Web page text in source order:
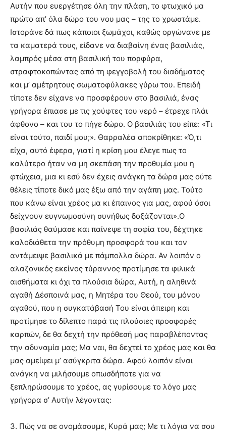
Αυτήν που ευεργέτησε όλη την πλάση, το φτωχικό μα
πρώτο απ’ όλα δώρο του νου μας – της το χρωστάμε.
Ιστοράνε δά πως κάποιοι ξωμάχοι, καθώς οργώνανε με
τα καματερά τους, είδανε να διαβαίνη ένας βασιλιάς,
λαμπρός μέσα στη βασιλική του πορφύρα,
στραφτοκοπώντας από τη φεγγοβολή του διαδήματος
και μ’ αμέτρητους σωματοφύλακες γύρω του. Επειδή
τίποτε δεν είχανε να προσφέρουν στο βασιλιά, ένας
γρήγορα έπιασε με τις χούφτες του νερό – έτρεχε πλάι
άφθονο – και του το πήγε δώρο. O βασιλιάς του είπε: «Τι
είναι τούτο, παιδί μου;». Θαρραλέα αποκρίθηκε: «Ό,τι
είχα, αυτό έφερα, γιατί η κρίση μου έλεγε πως το
καλύτερο ήταν να μη σκεπάση την προθυμία μου η
φτώχεια, μια κι εσύ δεν έχεις ανάγκη τα δώρα μας ούτε
θέλεις τίποτε δικό μας έξω από την αγάπη μας. Τούτο
που κάνω είναι χρέος μα κι έπαινος για μας, αφού όσοι
δείχνουν ευγνωμοσύνη συνήθως δοξάζονται».Ο
βασιλιάς θαύμασε και παίνεψε τη σοφία του, δέχτηκε
καλοδιάθετα την πρόθυμη προσφορά του και τον
αντάμειψε βασιλικά με πάμπολλα δώρα. Αν λοιπόν ο
αλαζονικός εκείνος τύραννος προτίμησε τα φιλικά
αισθήματα κι όχι τα πλούσια δώρα, Αυτή, η αληθινά
αγαθή Δέσποινά μας, η Μητέρα του Θεού, του μόνου
αγαθού, που η συγκατάβασή Του είναι άπειρη και
προτίμησε το δίλεπτο παρά τις πλούσιες προσφορές
καρπών, δε θα δεχτή την πρόθεσή μας παραβλέποντας
την αδυναμία μας; Μα ναι, θα δεχτεί το χρέος μας και θα
μας αμείψει μ’ ασύγκριτα δώρα. Αφού λοιπόν είναι
ανάγκη να μιλήσουμε οπωσδήποτε για να
ξεπληρώσουμε το χρέος, ας γυρίσουμε το λόγο μας
γρήγορα σ’ Αυτήν λέγοντας:
3. Πώς να σε ονομάσουμε, Κυρά μας; Με τι λόγια να σου